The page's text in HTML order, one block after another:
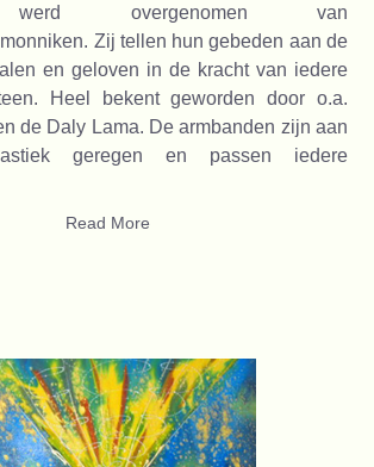
werd overgenomen van
Zij tellen hun gebeden aan de
en geloven in de kracht van iedere
Heel bekent geworden door o.a.
de Daly Lama. De armbanden zijn aan
geregen en passen iedere
Read More